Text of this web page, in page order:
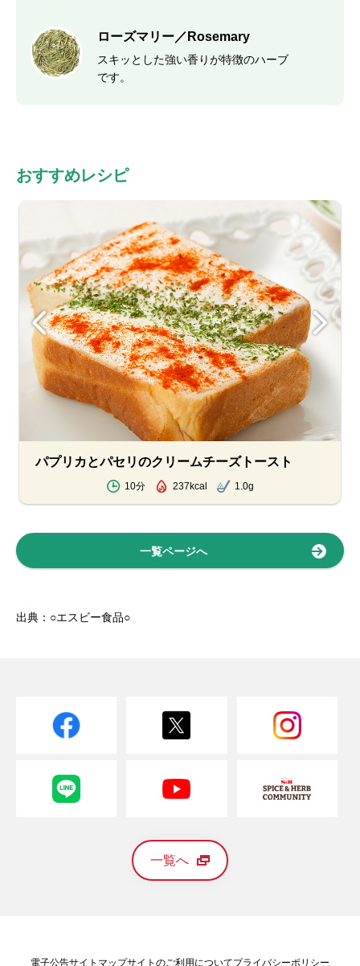
ローズマリー／Rosemary
スキッとした強い香りが特徴のハーブ
です。
おすすめレシピ
パプリカとパセリのクリームチーズトースト
10分 237kcal 1.0g
一覧ページへ
出典：○エスビー食品○
一覧へ
電子公告サイトマップサイトのご利用についてプライバシーポリシー